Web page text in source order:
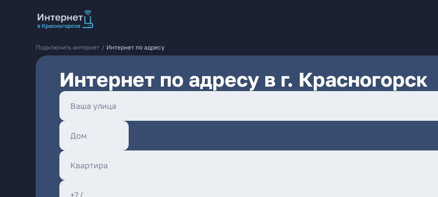
Подключить интернет / Интернет по адресу
Интернет по адресу в г. Красногорск